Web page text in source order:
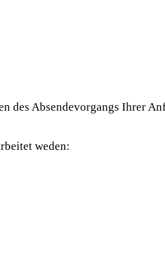
des Absendevorgangs Ihrer
weden: